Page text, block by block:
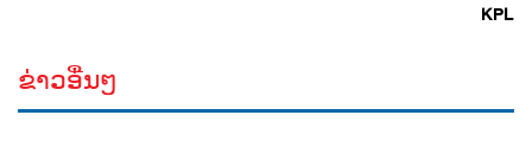
KPL
ຂ່າວອື່ນໆ